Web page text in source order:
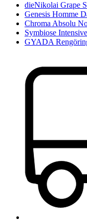
dieNikolai Grape
Genesis Homme
Chroma Absolu
Symbiose
GYADA